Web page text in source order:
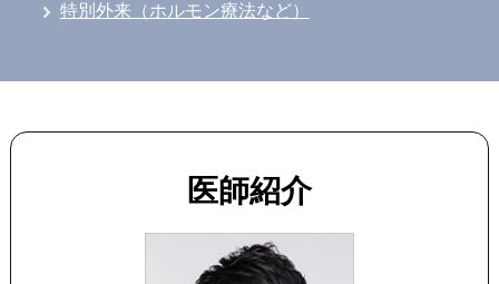
特別外来（ホルモン療法など）
医師紹介